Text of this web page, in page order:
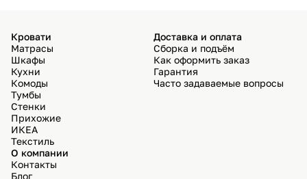
Кровати
Матрасы
Шкафы
Кухни
Комоды
Тумбы
Стенки
Прихожие
ИКЕА
Текстиль
Доставка и оплата
Сборка и подъём
Как оформить заказ
Гарантия
Часто задаваемые вопросы
О компании
Контакты
Блог